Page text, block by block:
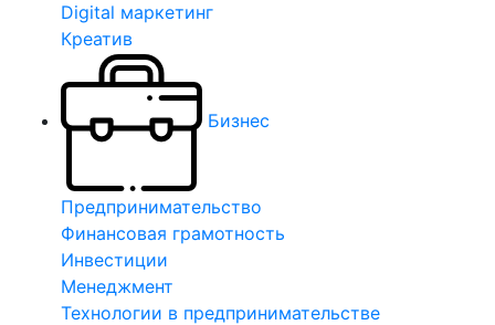
Digital маркетинг
Креатив
Бизнес
Предпринимательство
Финансовая грамотность
Инвестиции
Менеджмент
Технологии в предпринимательстве